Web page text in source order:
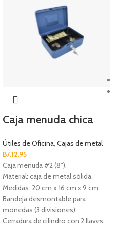
Caja menuda chica
Útiles de Oficina, Cajas de metal
B/.12.95
Caja menuda #2 (8").
Material: caja de metal sólida.
Medidas: 20 cm x 16 cm x 9 cm.
Bandeja desmontable para
monedas (3 divisiones).
Cerradura de cilindro con 2 llaves.